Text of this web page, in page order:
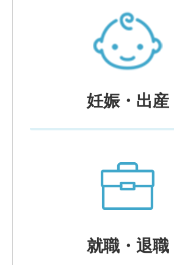
妊娠・出産
就職・退職